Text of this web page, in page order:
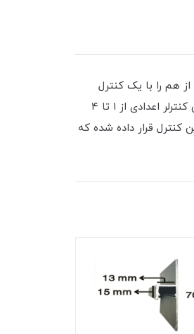
بسیار کاربردی می باشد به صورتی که این کنترل دارای این امکان می باشد که ۴ نقطه مجزا از هم را با یک کنترل
خاموش ، روشن ، کم نور و پر نور کنید .این کنترل قابلیت اتصال به دیمر های ۱۲ ولتی که از قسمت دیمر ها می توانید آن را خریداری کنید را دارد .روی این کنترلر اعدادی از ۱ تا ۴
قرار داده شده که